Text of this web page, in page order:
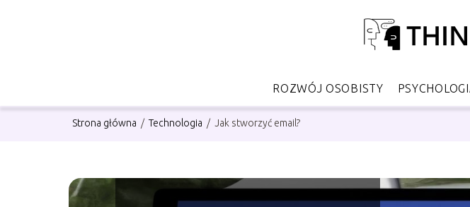
ROZWÓJ OSOBISTY
Strona główna / Technologia / Jak stworzyć email?